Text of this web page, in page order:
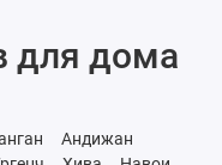
для дома
Андижан